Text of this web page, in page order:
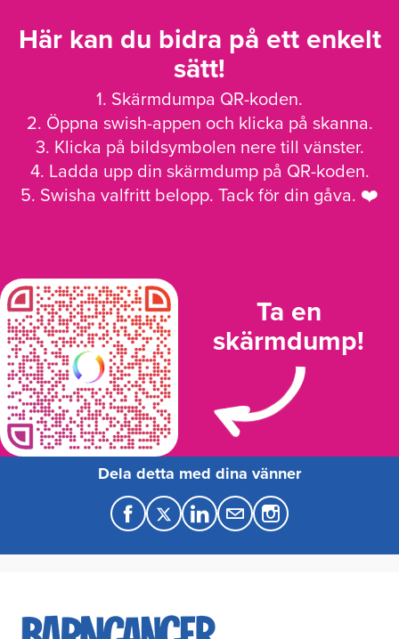
Här kan du bidra på ett enkelt
sätt!
1. Skärmdumpa QR-koden.
2. Öppna swish-appen och klicka på skanna.
3. Klicka på bildsymbolen nere till vänster.
4. Ladda upp din skärmdump på QR-koden.
5. Swisha valfritt belopp. Tack för din gåva. ❤️
Ta en
skärmdump!
Dela detta med dina vänner
F
a
e
T
w
t
L
i
k
M
a